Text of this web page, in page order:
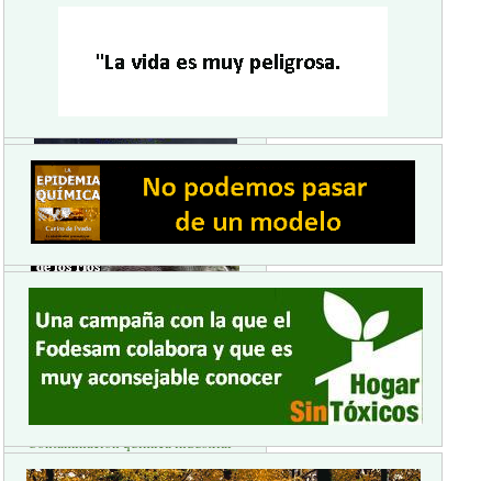
Contenido popular
Siempre:
Mercurio y plomo
Contaminación química industrial
POR LA UNIVERSALIZACIÓN DE